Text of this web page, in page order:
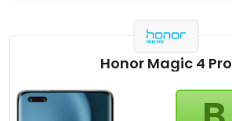
Honor Magic 4 Pro